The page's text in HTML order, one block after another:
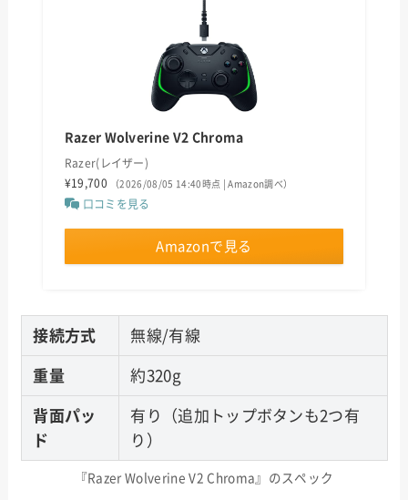
Razer Wolverine V2 Chroma
Razer(レイザー)
¥19,700
（2026/08/05 14:40時点 | Amazon調べ）
口コミを見る
Amazonで見る
接続方式 無線/有線
重量 約320g
背面パッ
ド
有り（追加トップボタンも2つ有
り）
『Razer Wolverine V2 Chroma』のスペック